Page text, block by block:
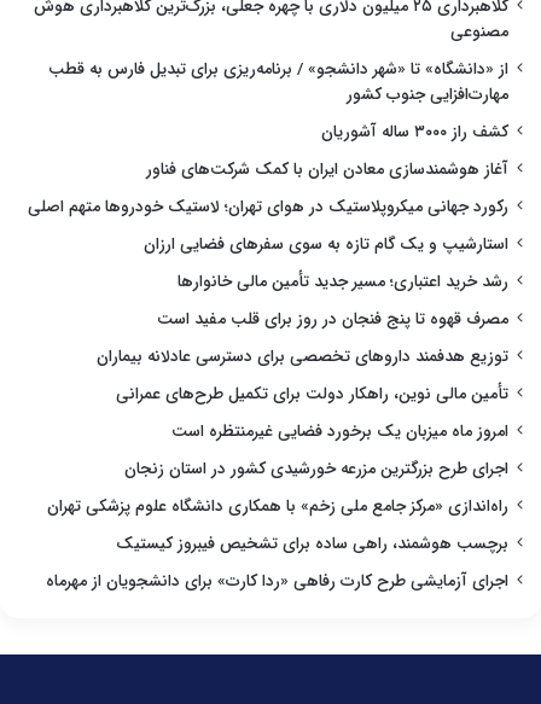
کلاهبرداری ۲۵ میلیون دلاری با چهره جعلی، بزرگ‌ترین کلاهبرداری هوش
مصنوعی
از «دانشگاه» تا «شهر دانشجو» / برنامه‌ریزی برای تبدیل فارس به قطب
مهارت‌افزایی جنوب کشور
کشف راز ۳۰۰۰ ساله آشوریان
آغاز هوشمندسازی معادن ایران با کمک شرکت‌های فناور
رکورد جهانی میکروپلاستیک در هوای تهران؛ لاستیک خودروها متهم اصلی
استارشیپ و یک گام تازه به سوی سفرهای فضایی ارزان
رشد خرید اعتباری؛ مسیر جدید تأمین مالی خانوارها
مصرف قهوه تا پنج فنجان در روز برای قلب مفید است
توزیع هدفمند داروهای تخصصی برای دسترسی عادلانه بیماران
تأمین مالی نوین، راهکار دولت برای تکمیل طرح‌های عمرانی
امروز ماه میزبان یک برخورد فضایی غیرمنتظره است
اجرای طرح بزرگترین مزرعه خورشیدی کشور در استان زنجان
راه‌اندازی «مرکز جامع ملی زخم» با همکاری دانشگاه علوم پزشکی تهران
برچسب هوشمند، راهی ساده برای تشخیص فیبروز کیستیک
اجرای آزمایشی طرح کارت رفاهی «ردا کارت» برای دانشجویان از مهرماه